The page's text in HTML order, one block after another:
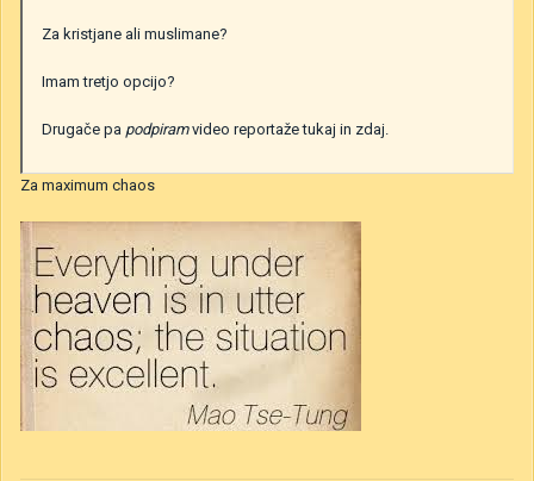
Za kristjane ali muslimane?
Imam tretjo opcijo?
Drugače pa podpiramvideo reportaže tukaj in zdaj.
Za maximum chaos